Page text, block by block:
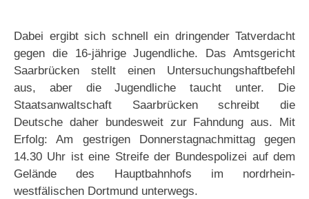
Dabei ergibt sich schnell ein dringender Tatverdacht
gegen die 16-jährige Jugendliche. Das Amtsgericht
Saarbrücken stellt einen Untersuchungshaftbefehl
aus, aber die Jugendliche taucht unter. Die
Staatsanwaltschaft Saarbrücken schreibt die
Deutsche daher bundesweit zur Fahndung aus. Mit
Erfolg: Am gestrigen Donnerstagnachmittag gegen
14.30 Uhr ist eine Streife der Bundespolizei auf dem
Gelände des Hauptbahnhofs im nordrhein-
westfälischen Dortmund unterwegs.